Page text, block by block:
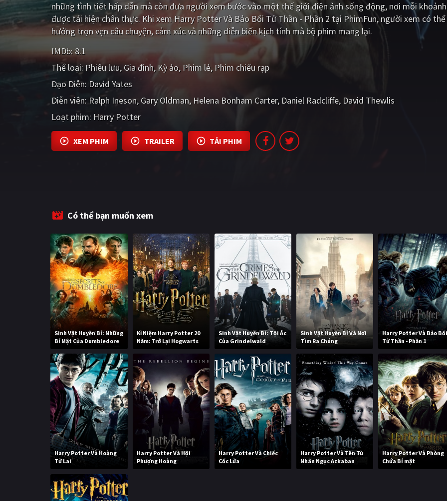
những tình tiết hấp dẫn mà còn đưa người xem bước vào một thế giới điện ảnh sống động, nơi mỗi
được tái hiện chân thực. Khi xem Harry Potter Và Bảo Bối Tử Thần - Phần 2 tại PhimFun, người xem có
hưởng trọn vẹn câu chuyện, cảm xúc và những diễn biến kịch tính mà bộ phim mang lại.
IMDb:8.1
Thể loại:Phiêu lưu Gia đình Kỳ ảo Phim lẻ Phim chiếu rạp
Đạo Diễn: David Yates
Diễn viên: Ralph Ineson Gary Oldman Helena Bonham Carter Daniel Radcliffe David Thewlis
Loạt phim: Harry Potter
XEM PHIM TRAILER TẢI PHIM
Có thể bạn muốn xem
Sinh Vật Huyền Bí: Những
Bí Mật Của Dumbledore
Kỉ Niệm Harry Potter 20
Năm: Trở Lại Hogwarts
Sinh Vật Huyền Bí: Tội Ác
Của Grindelwald
Sinh Vật Huyền Bí Và Nơi
Tìm Ra Chúng
Harry Potter Và Bảo Bối
Tử Thần - Phần 1
Harry Potter Và Hoàng
Tử Lai
Harry Potter Và Hội
Phượng Hoàng
Harry Potter Và Chiếc
Cốc Lửa
Harry Potter Và Tên Tù
Nhân Ngục Azkaban
Harry Potter Và Phòng
Chứa Bí mật